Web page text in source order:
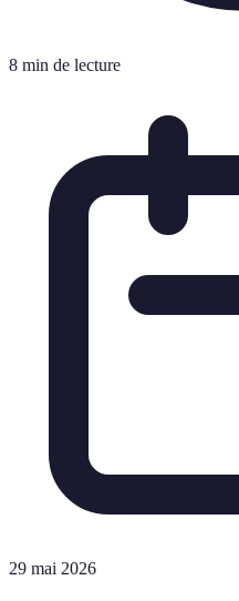
8 min de lecture
29 mai 2026